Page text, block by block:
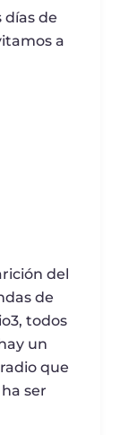
días de
a
del
de
todos
un
que
ser